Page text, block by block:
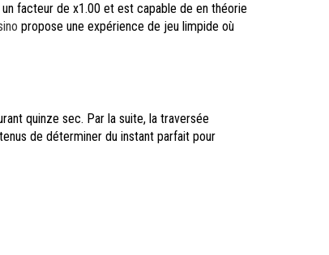
facteur de x1.00 et est capable de en théorie
propose une expérience de jeu limpide où
quinze sec. Par la suite, la traversée
de déterminer du instant parfait pour